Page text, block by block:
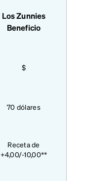
Los Zunnies
Beneficio
$
70 dólares
Receta de
+4,00/-10,00**